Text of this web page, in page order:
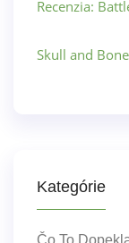
Recenzia:
Skull and
Kategórie
Čo To